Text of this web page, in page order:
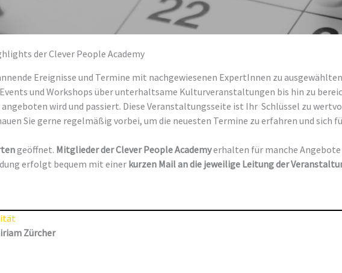
der Clever People Academy
Ereignisse und Termine mit nachgewiesenen ExpertInnen zu
und Workshops über unterhaltsame Kulturveranstaltungen bis hin zu
wird und passiert. Diese Veranstaltungsseite ist Ihr Schlüssel zu
Sie gerne regelmäßig vorbei, um die neuesten Termine zu erfahren und sich
geöffnet. Mitglieder der Clever People Academyerhalten für manche Angebote
erfolgt bequem mit einer kurzen Mail an die jeweilige Leitung der
Zürcher